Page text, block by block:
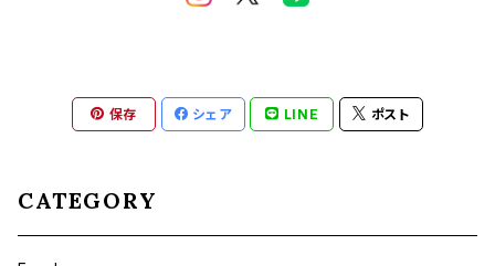
保存 シェア LINE ポスト
CATEGORY